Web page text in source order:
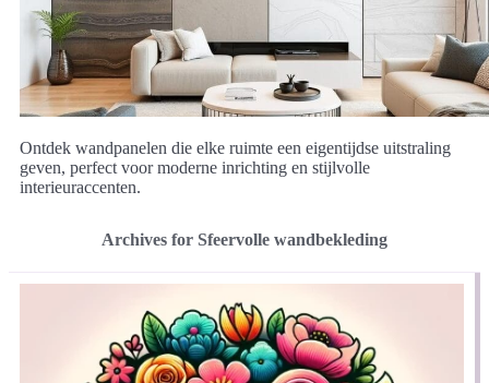
Ontdek wandpanelen die elke ruimte een eigentijdse uitstraling
geven, perfect voor moderne inrichting en stijlvolle
interieuraccenten.
Archives for Sfeervolle wandbekleding